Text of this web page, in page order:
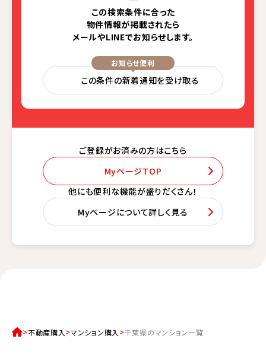
この検索条件に合った
物件情報が掲載されたら
メールやLINEでお知らせします。
お知らせ便利
この条件の新着通知を受け取る
他にも便利な機能が盛りだくさん！
Myページについて詳しく見る
ご登録がお済みの方はこちら
MyページTOP
不動産購入 マンション購入 千葉県のマンション一覧